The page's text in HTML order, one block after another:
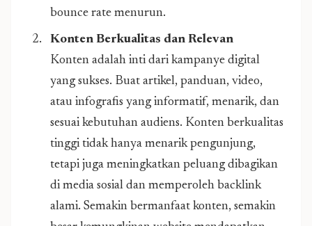
bounce rate menurun.
Konten Berkualitas dan Relevan
Konten adalah inti dari kampanye digital
yang sukses. Buat artikel, panduan, video,
atau infografis yang informatif, menarik, dan
sesuai kebutuhan audiens. Konten berkualitas
tinggi tidak hanya menarik pengunjung,
tetapi juga meningkatkan peluang dibagikan
di media sosial dan memperoleh backlink
alami. Semakin bermanfaat konten, semakin